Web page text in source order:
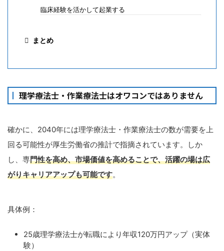
臨床経験を活かして起業する
まとめ
理学療法士・作業療法士はオワコンではありません
確かに、2040年には理学療法士・作業療法士の数が需要を上
回る可能性が厚生労働省の推計で指摘されています。しか
し、専門性を高め、市場価値を高めることで、活躍の場は広
がりキャリアアップも可能です。
具体例：
25歳理学療法士が転職により年収120万円アップ（実体
験）